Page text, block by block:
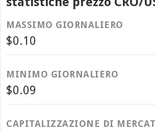
MASSIMO GIORNALIERO
$0.10
MINIMO GIORNALIERO
$0.09
CAPITALIZZAZIONE DI